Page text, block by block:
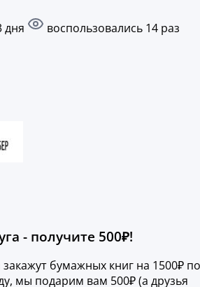
дня
воспользовались 14 раз
- получите 500₽!
бумажных книг на 1500₽ по
мы подарим вам 500₽ (а друзья